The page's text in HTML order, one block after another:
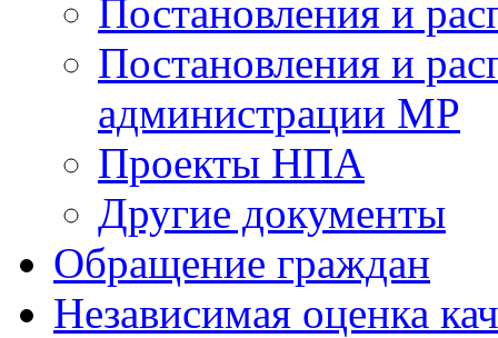
Постановления и
Постановления и
администрации МР
Проекты НПА
Другие документы
Обращение граждан
Независимая оценка